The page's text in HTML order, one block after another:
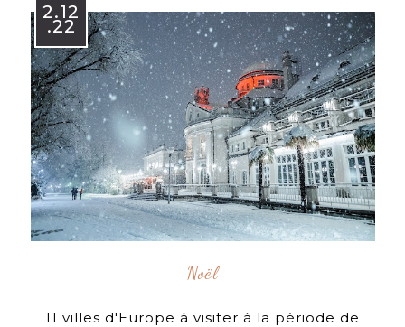
2.12
.22
Noël
11 villes d'Europe à visiter à la période de